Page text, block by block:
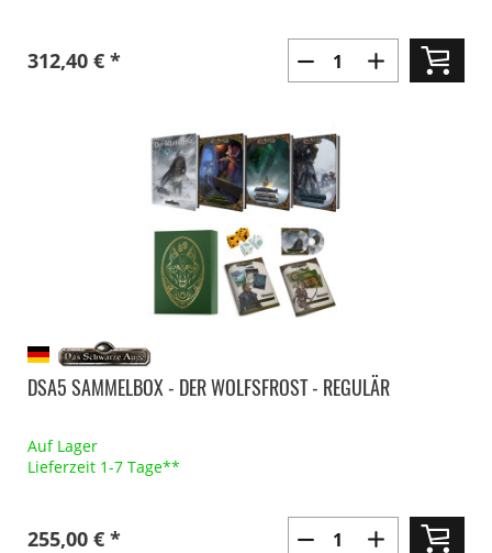
312,40 € *
DSA5 SAMMELBOX - DER WOLFSFROST - REGULÄR
Auf Lager
Lieferzeit 1-7 Tage**
255,00 € *